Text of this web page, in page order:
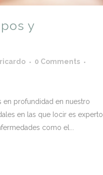
y
ricardo
0 Comments
en profundidad en nuestro
en las que Iocir es experto.
como el...